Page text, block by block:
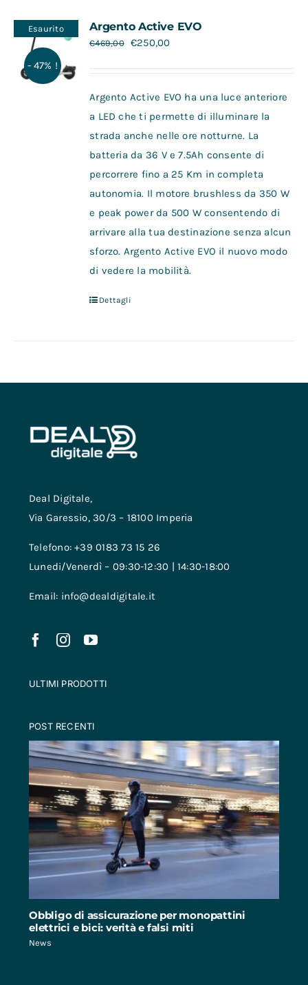
Contatti
Esaurito
- 47% !
Argento Active EVO
€469,00 €250,00
Argento Active EVO ha una luce anteriore
a LED che ti permette di illuminare la
strada anche nelle ore notturne. La
batteria da 36 V e 7.5Ah consente di
percorrere fino a 25 Km in completa
autonomia. Il motore brushless da 350 W
e peak power da 500 W consentendo di
arrivare alla tua destinazione senza alcun
sforzo. Argento Active EVO il nuovo modo
di vedere la mobilità.
Dettagli
Deal Digitale,
Via Garessio, 30/3 – 18100 Imperia
Telefono: +39 0183 73 15 26
Lunedi/Venerdì – 09:30-12:30 | 14:30-18:00
Email: info@dealdigitale.it
ULTIMI PRODOTTI
POST RECENTI
Obbligo di assicurazione per monopattini
elettrici e bici: verità e falsi miti
News